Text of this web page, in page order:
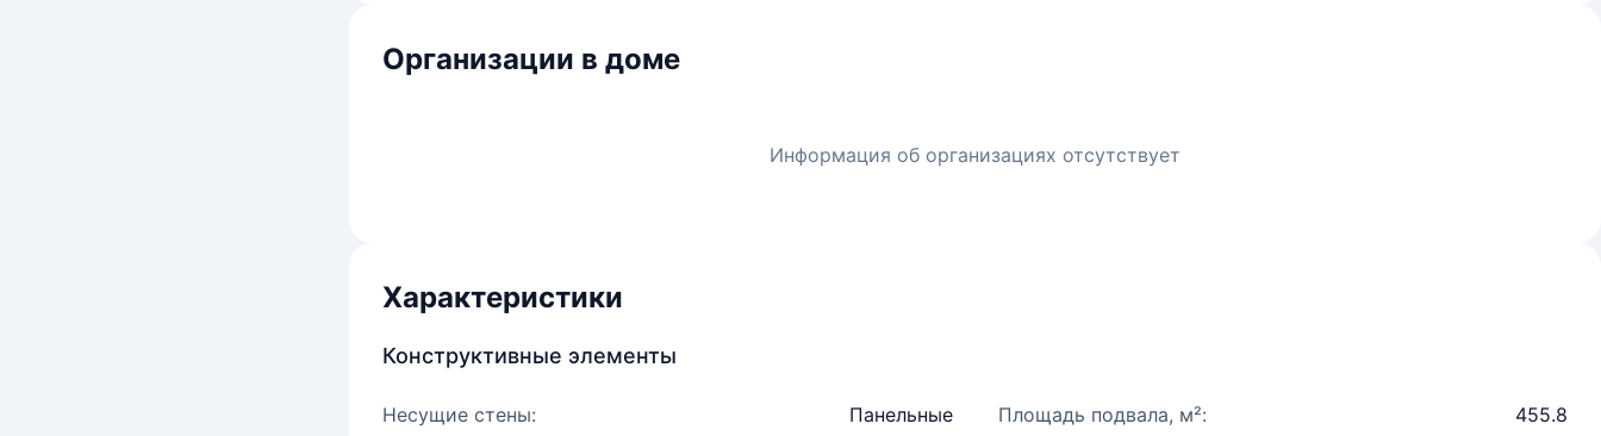
Организации в доме
Информация об организациях отсутствует
Характеристики
Конструктивные элементы
Несущие стены: Панельные Площадь подвала, м²: 455.8